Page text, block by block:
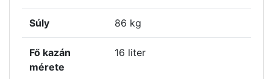
Súly 86 kg
Fő kazán
mérete
16 liter